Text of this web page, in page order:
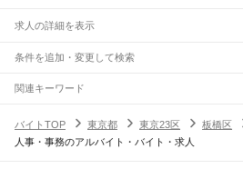
求人の詳細を表示
条件を追加・変更して検索
市区町村を追加・変更
東京都すべて
東京23区すべて
駅を追加・変更
職種を追加・変更
関連キーワード
バイトTOP
東京都 東京23区 板橋区
人事・事務のアルバイト・バイト・求人